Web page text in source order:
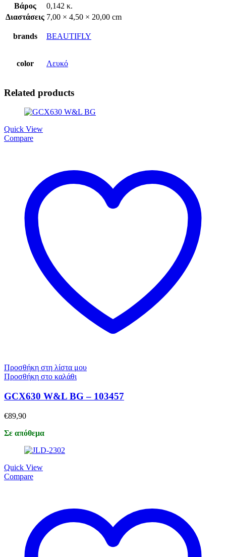
Βάρος
0,142 κ.
Διαστάσεις 7,00 × 4,50 × 20,00 cm
brands BEAUTIFLY
color Λευκό
Related products
Quick View
Compare
Προσθήκη στη λίστα μου
Προσθήκη στο καλάθι
GCX630 W&L BG – 103457
€89,90
Σε απόθεμα
Quick View
Compare